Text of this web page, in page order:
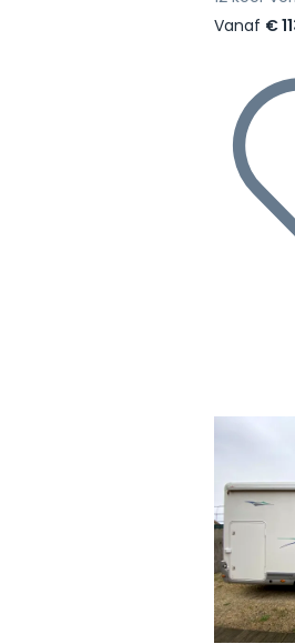
Vanaf €